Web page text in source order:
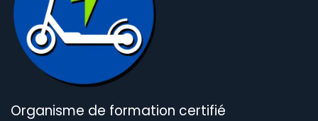
Organisme de formation certifié